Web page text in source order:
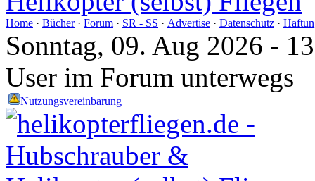
Home · Bücher· Forum · SR - SS · Advertise · Datenschutz ·
Sonntag, 09. Aug 2026 -
User im Forum unterwegs
Nutzungsvereinbarung